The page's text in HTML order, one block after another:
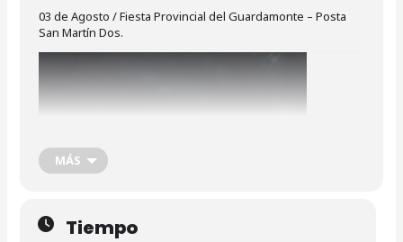
03 de Agosto /Fiesta Provincial del Guardamonte – Posta
San Martín Dos.
MÁS
Tiempo